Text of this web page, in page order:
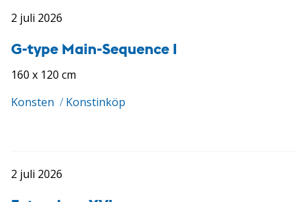
2 juli 2026
G-type Main-Sequence I
160 x 120 cm
Konsten / Konstinköp
2 juli 2026